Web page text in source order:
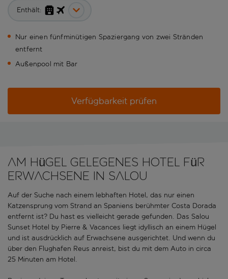
Enthält:
Nur einen fünfminütigen Spaziergang von zwei Stränden
entfernt
Außenpool mit Bar
Verfügbarkeit prüfen
Am Hügel gelegenes Hotel für
Erwachsene in Salou
Auf der Suche nach einem lebhaften Hotel, das nur einen
Katzensprung vom Strand an Spaniens berühmter Costa Dorada
entfernt ist? Du hast es vielleicht gerade gefunden. Das Salou
Sunset Hotel by Pierre & Vacances liegt idyllisch an einem Hügel
und ist ausdrücklich auf Erwachsene ausgerichtet. Und wenn du
über den Flughafen Reus anreist, bist du mit dem Auto in circa
25 Minuten am Hotel.